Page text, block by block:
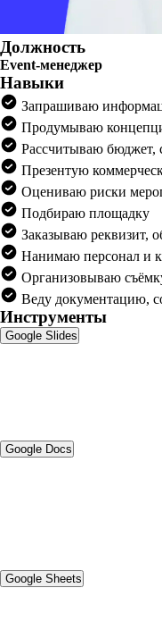
Должность
Event-менеджер
Навыки
Запрашиваю
Продумываю
Рассчитываю бюджет,
Презентую
Оцениваю риски
Подбираю площадку
Заказываю реквизит,
Нанимаю персонал и
Организовываю
Веду документацию,
Инструменты
Google Slides
Google Docs
Google Sheets